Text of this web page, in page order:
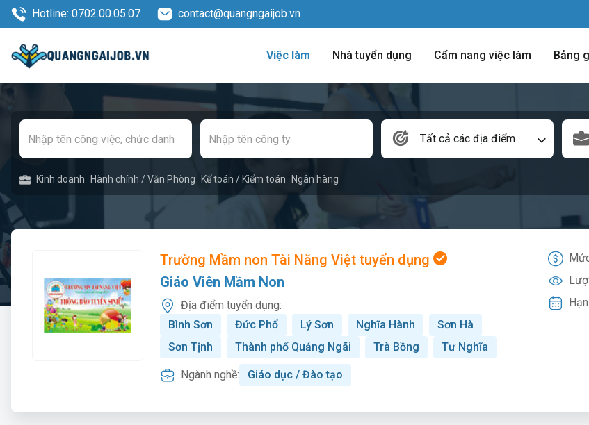
Hotline: 0702.00.05.07 contact@quangngaijob.vn
Việc làm Nhà tuyển dụng Cẩm nang việc làm Bảng
Tất cả các địa điểm
Kinh doanh Hành chính / Văn Phòng Kế toán / Kiểm toán Ngân hàng
Trường Mầm non Tài Năng Việt tuyển dụng
Giáo Viên Mầm Non
Địa điểm tuyển dụng:
Bình Sơn
Đức Phổ Lý Sơn Nghĩa Hành
Sơn Hà
Sơn Tịnh
Thành phố Quảng Ngãi Trà Bồng Tư Nghĩa
Ngành nghề: Giáo dục / Đào tạo